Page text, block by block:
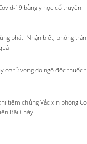
19 bằng y học cổ truyền
phát: Nhận biết, phòng
cơ tử vong do ngộ độc thuốc
tiêm chủng Vắc xin phòng
Bãi Cháy